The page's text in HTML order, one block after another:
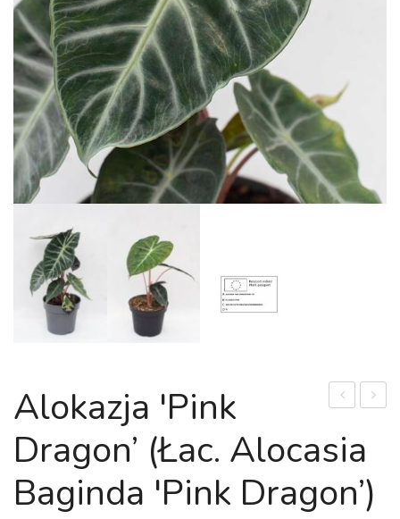
Star’
Aglaonema
(łac.
Alokazja 'Pink
Dragon’ (łac. Alocasia
Baginda 'Pink Dragon’)